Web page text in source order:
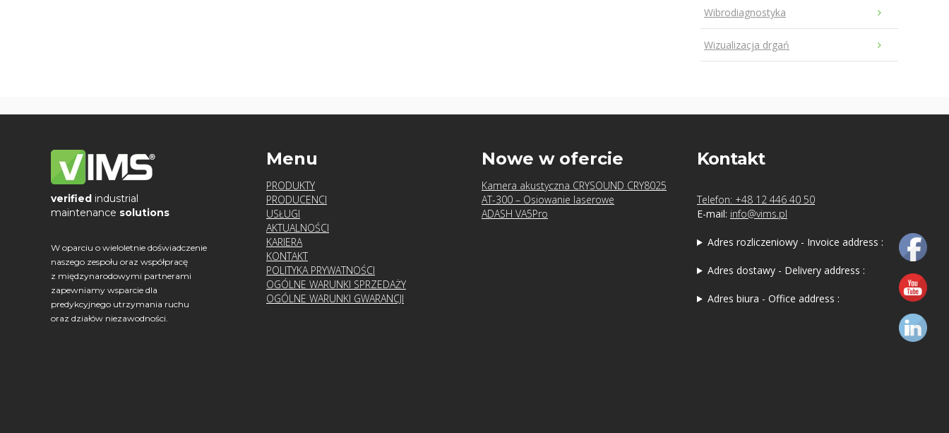
Wibrodiagnostyka
Wizualizacja drgań
verified industrial
maintenance solutions
W oparciu o wieloletnie doświadczenie
naszego zespołu oraz współpracę
z międzynarodowymi partnerami
zapewniamy wsparcie dla
predykcyjnego utrzymania ruchu
oraz działów niezawodności.
Menu
PRODUKTY
PRODUCENCI
USŁUGI
AKTUALNOŚCI
KARIERA
KONTAKT
POLITYKA PRYWATNOŚCI
OGÓLNE WARUNKI SPRZEDAŻY
OGÓLNE WARUNKI GWARANCJI
Nowe w ofercie
Kamera akustyczna CRYSOUND CRY8025
AT-300 – Osiowanie laserowe
ADASH VA5Pro
Kontakt
Telefon: +48 12 446 40 50
E-mail: info@vims.pl
Adres rozliczeniowy - Invoice address :
Adres dostawy - Delivery address :
Adres biura - Office address :